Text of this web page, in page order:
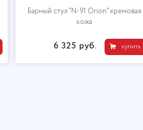
Барный стул "N-91 Orion" кремовая
кожа
купить
6 325 руб.